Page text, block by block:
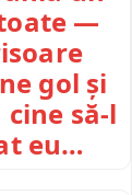
—
gol și
să-l
eu…